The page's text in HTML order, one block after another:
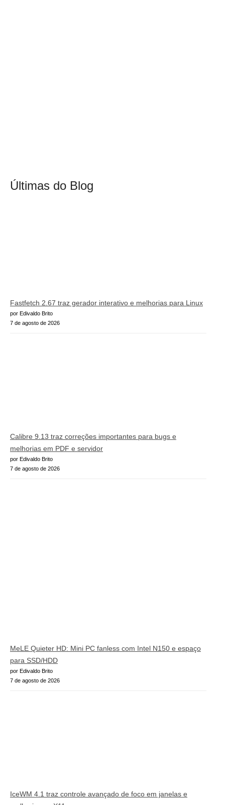
Últimas do Blog
Fastfetch 2.67 traz gerador interativo e melhorias para Linux
por Edivaldo Brito
7 de agosto de 2026
Calibre 9.13 traz correções importantes para bugs e
melhorias em PDF e servidor
por Edivaldo Brito
7 de agosto de 2026
MeLE Quieter HD: Mini PC fanless com Intel N150 e espaço
para SSD/HDD
por Edivaldo Brito
7 de agosto de 2026
IceWM 4.1 traz controle avançado de foco em janelas e